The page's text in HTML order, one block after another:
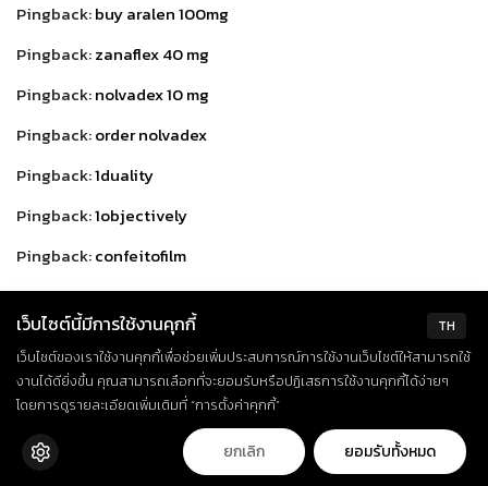
Pingback:buy aralen 100mg
Pingback:zanaflex 40 mg
Pingback:nolvadex 10 mg
Pingback:order nolvadex
Pingback:1duality
Pingback:1objectively
Pingback:confeitofilm
Pingback:Why does my chest hurt after taking antibiotics
hydroxychloroquine zinc and zithromax
Pingback: vidalista 40 cialis usa buy sildenafil 100mg online
cheap
Pingback:
Azithromycin pneumonia - Are parasites an STD
Pingback:
Ist Viagra schadlich furs Herz - kamagra amazon
TH
เว็บไซต์นี้มีการใช้งานคุกกี้
เว็บไซต์ของเราใช้งานคุกกี้เพื่อช่วยเพิ่มประสบการณ์การใช้งานเว็บไซต์ให้สามารถใช้
งานได้ดียิ่งขึ้น คุณสามารถเลือกที่จะยอมรับหรือปฏิเสธการใช้งานคุกกี้ได้ง่ายๆ
โดยการดูรายละเอียดเพิ่มเติมที่ “การตั้งค่าคุกกี้”
ยกเลิก ยอมรับทั้งหมด